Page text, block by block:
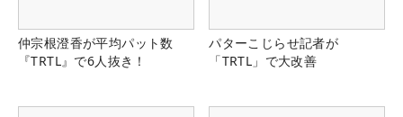
仲宗根澄香が平均パット数
『TRTL』で6人抜き！
パターこじらせ記者が
「TRTL」で大改善